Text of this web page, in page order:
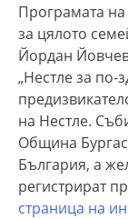
Програмата
за цялото
Йордан
„Нестле за по-
на Нестле.
Община
България, а
регистрират
страница на